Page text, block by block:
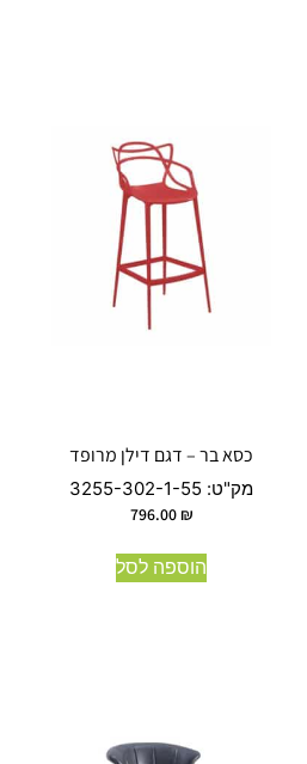
כסא בר – דגם דילן מרופד
מק"ט: 3255-302-1-55
796.00₪
הוספה לסל